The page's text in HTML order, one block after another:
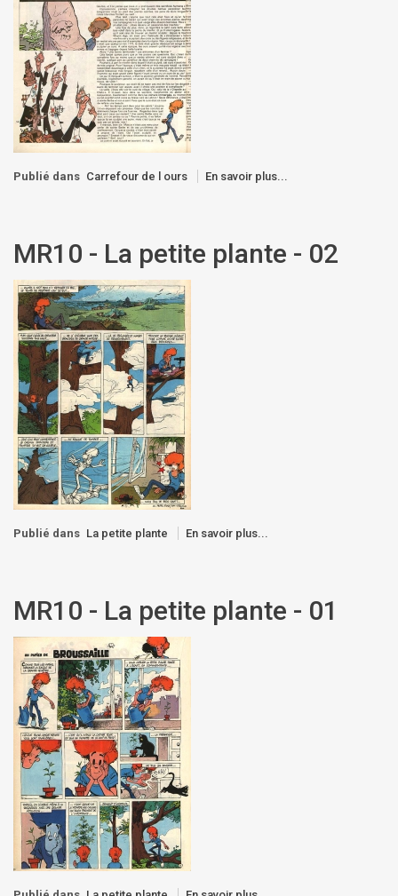
Publié dans Carrefour de l ours En savoir plus...
MR10 - La petite plante - 02
Publié dans La petite plante En savoir plus...
MR10 - La petite plante - 01